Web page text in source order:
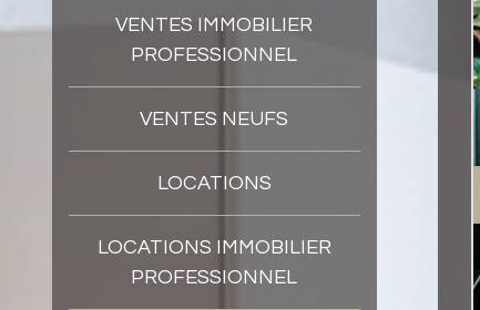
VENTES IMMOBILIER
PROFESSIONNEL
VENTES NEUFS
LOCATIONS
LOCATIONS IMMOBILIER
PROFESSIONNEL